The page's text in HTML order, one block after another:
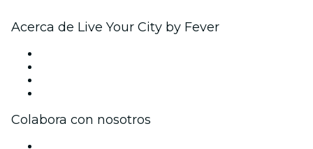
Acerca de Live Your City by Fever
Colabora con nosotros